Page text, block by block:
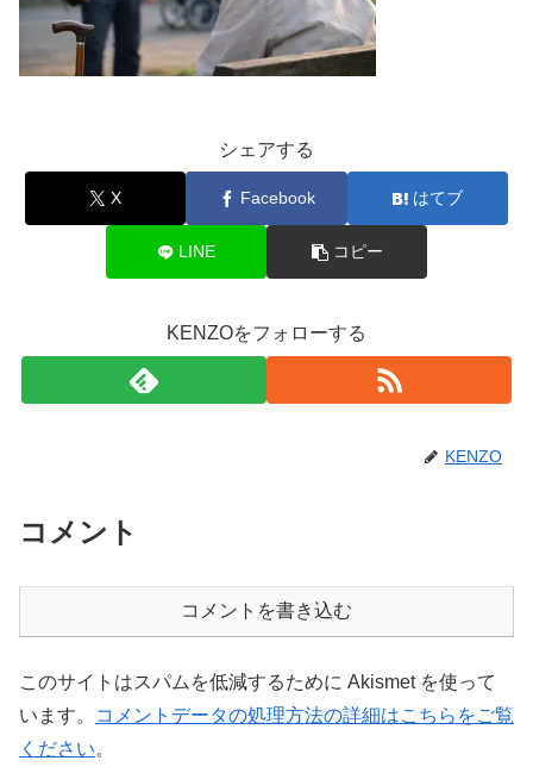
シェアする
X Facebook はてブ
LINE コピー
KENZOをフォローする
KENZO
コメント
コメントを書き込む
このサイトはスパムを低減するために Akismet を使って
います。
コメントデータの処理方法の詳細はこちらをご覧
ください。